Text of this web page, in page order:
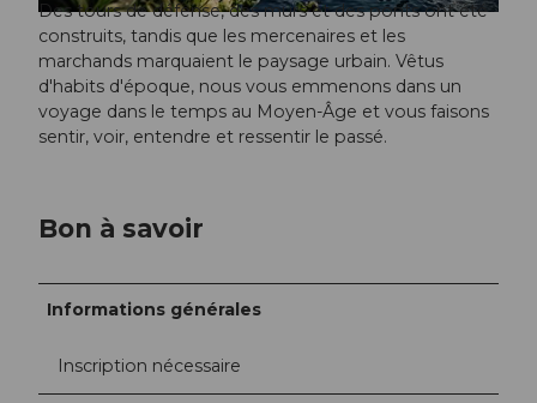
v
i
d
é
o
Des tours de défense, des murs et des ponts ont été
construits, tandis que les mercenaires et les
marchands marquaient le paysage urbain. Vêtus
d'habits d'époque, nous vous emmenons dans un
voyage dans le temps au Moyen-Âge et vous faisons
sentir, voir, entendre et ressentir le passé.
Bon à savoir
Informations générales
Inscription nécessaire